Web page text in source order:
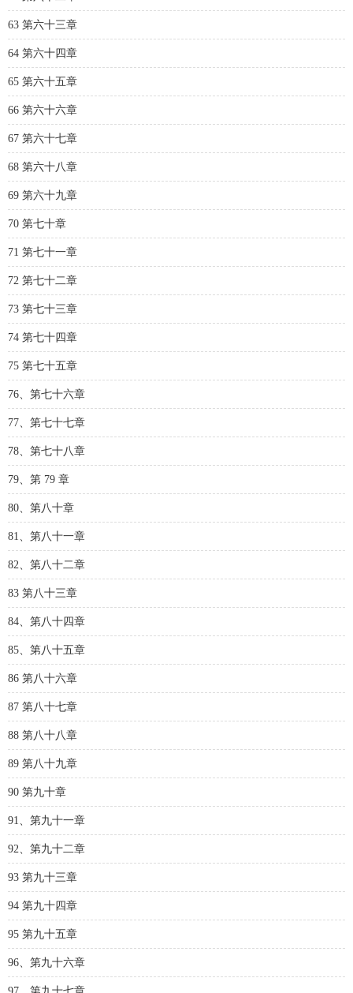
63 第六十三章
64 第六十四章
65 第六十五章
66 第六十六章
67 第六十七章
68 第六十八章
69 第六十九章
70 第七十章
71 第七十一章
72 第七十二章
73 第七十三章
74 第七十四章
75 第七十五章
76、第七十六章
77、第七十七章
78、第七十八章
79、第 79 章
80、第八十章
81、第八十一章
82、第八十二章
83 第八十三章
84、第八十四章
85、第八十五章
86 第八十六章
87 第八十七章
88 第八十八章
89 第八十九章
90 第九十章
91、第九十一章
92、第九十二章
93 第九十三章
94 第九十四章
95 第九十五章
96、第九十六章